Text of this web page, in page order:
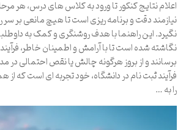
اعلام نتایج کنکور تا ورود به کلاس های درس، هر
نیازمند دقت و برنامه ریزی است تا هیچ مانعی بر سر
نگیرد. این راهنما با هدف روشنگری و کمک به
نگاشته شده است تا با آرامش و اطمینان خاطر،
برسانند و از بروز هرگونه چالش یا نقص احتمالی در
فرآیند ثبت نام در دانشگاه، خود تجربه ای است که از
را به …